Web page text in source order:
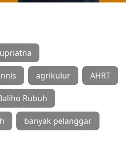
agrikulur AHRT
Rubuh
banyak pelanggar